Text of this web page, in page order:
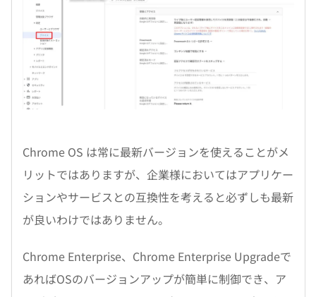
Chrome OS は常に最新バージョンを使えることがメ
リットではありますが、企業様においてはアプリケー
ションやサービスとの互換性を考えると必ずしも最新
が良いわけではありません。
Chrome Enterprise、Chrome Enterprise Upgradeで
あればOSのバージョンアップが簡単に制御でき、ア